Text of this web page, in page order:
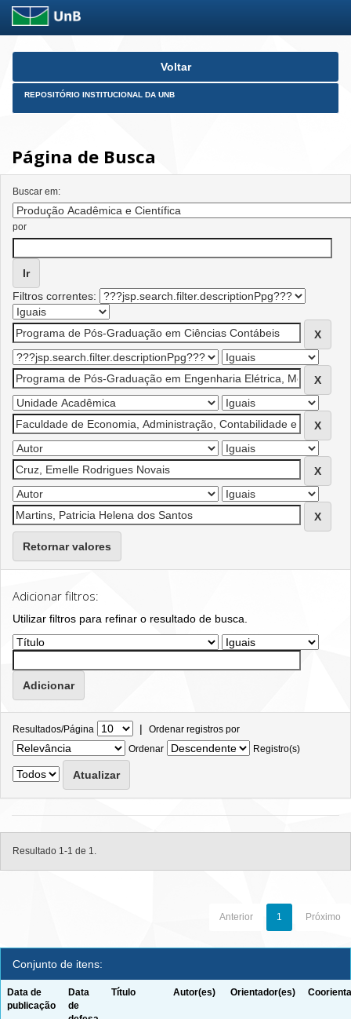
Skip
Voltar
REPOSITÓRIO INSTITUCIONAL DA UNB
Página de Busca
Buscar em:
por
Filtros correntes:
Retornar valores
Adicionar filtros:
Utilizar filtros para refinar o resultado de busca.
Resultados/Página | Ordenar registros por
Ordenar
Registro(s)
Resultado 1-1 de 1.
Anterior 1 Próximo
Conjunto de itens:
Data de
publicação
Data
de
Título Autor(es) Orientador(es)